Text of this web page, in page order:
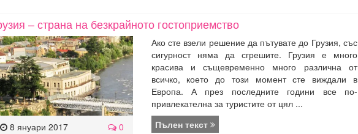
– страна на безкрайното гостоприемство
8 януари 2017 0
Ако сте взели решение да пътувате до Грузия, със
сигурност няма да сгрешите. Грузия е много
красива и същевременно много различна от
всичко, което до този момент сте виждали в
Европа. А през последните години все по-
привлекателна за туристите от цял ...
Пълен текст